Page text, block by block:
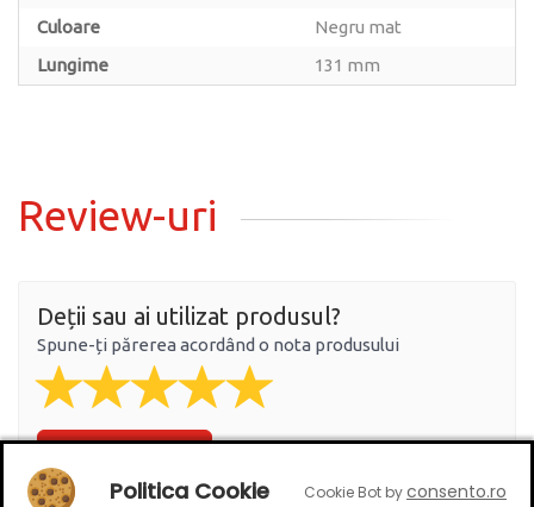
Culoare
Negru mat
Lungime
131 mm
Review-uri
Deții sau ai utilizat produsul?
Spune-ți părerea acordând o nota produsului
Politica Cookie Cookie Bot byconsento.ro